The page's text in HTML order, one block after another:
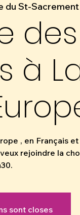
du St-Sacrement
des
à
, en Français
rejoindre la
sont closes